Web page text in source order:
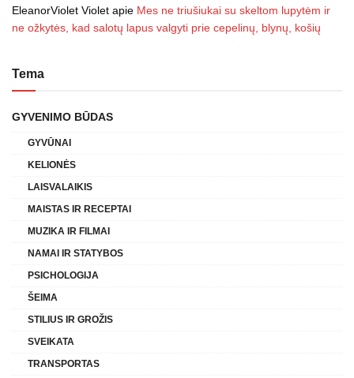
EleanorViolet Violet apie Mes ne triušiukai su skeltom lupytėm ir
ne ožkytės, kad salotų lapus valgyti prie cepelinų, blynų, košių
Tema
GYVENIMO BŪDAS
GYVŪNAI
KELIONĖS
LAISVALAIKIS
MAISTAS IR RECEPTAI
MUZIKA IR FILMAI
NAMAI IR STATYBOS
PSICHOLOGIJA
ŠEIMA
STILIUS IR GROŽIS
SVEIKATA
TRANSPORTAS